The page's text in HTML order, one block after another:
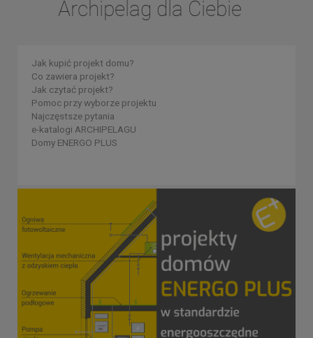
Archipelag dla Ciebie
Jak kupić projekt domu?
Co zawiera projekt?
Jak czytać projekt?
Pomoc przy wyborze projektu
Najczęstsze pytania
e-katalogi ARCHIPELAGU
Domy ENERGO PLUS